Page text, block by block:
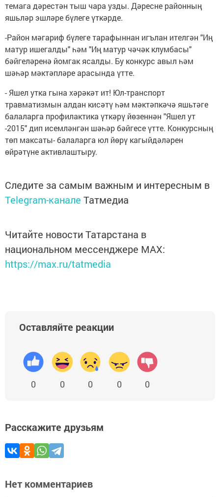
темага дәрестән тыш чара узды. Дәресне районның
яшьләр эшләре бүлеге үткәрде.
-Район мәгариф бүлеге тарафыннан игълан ителгән "Иң
матур ишегалды" һәм "Иң матур чәчәк клумбасы"
бәйгеләренә йомгак ясалды. Бу конкурс авыл һәм
шәһәр мәктәпләре арасында үтте.
- Яшел утка гына хәрәкәт ит! Юл-транспорт
травматизмын алдан кисәтү һәм мәктәпкәчә яшьтәге
балаларга профилактика үткәрү йөзеннән "Яшел ут
-2015" дип исемләнгән шәһәр бәйгесе үтте. Конкурсның
төп максаты- балаларга юл йөрү кагыйдәләрен
өйрәтүне активлаштыру.
Следите за самым важным и интересным в
Telegram-канале Татмедиа
Читайте новости Татарстана в
национальном мессенджере MАХ:
https://max.ru/tatmedia
Оставляйте реакции
0 0 0 0 0
Расскажите друзьям
Нет комментариев